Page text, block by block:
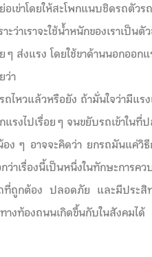
อเข่าโดยให้สะโพกแนบชิดรถตัว
าะว่าเราจะใช้น้ำหนักของเราเป็
ๆ ส่งแรง โดยใช้ขาด้านนอกออ
ว่า
ถไหวแล้วหรือยัง ถ้ามั่นใจว่ามีแร
แรงไปเรื่อย ๆ จนขยับรถเข้าใน
อง ๆ อาจจะคิดว่า ยกรถมันแค่วิ
ว่าเรื่องนี้เป็นหนึ่งในทักษะกา
ที่ถูกต้อง ปลอดภัย และมีประสิท
งท้องถนนเกิดขึ้นกับในสังคมได้